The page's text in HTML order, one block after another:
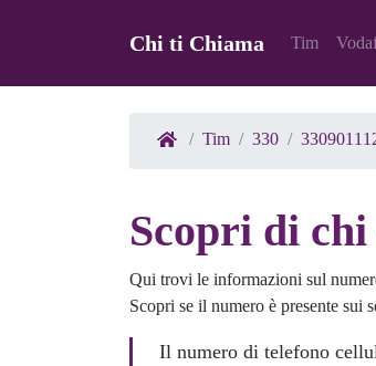
Chi ti Chiama Tim
Tim 330
Scopri di chi
Qui trovi le informazioni sul
Scopri se il numero è presente sui
Il numero di telefono